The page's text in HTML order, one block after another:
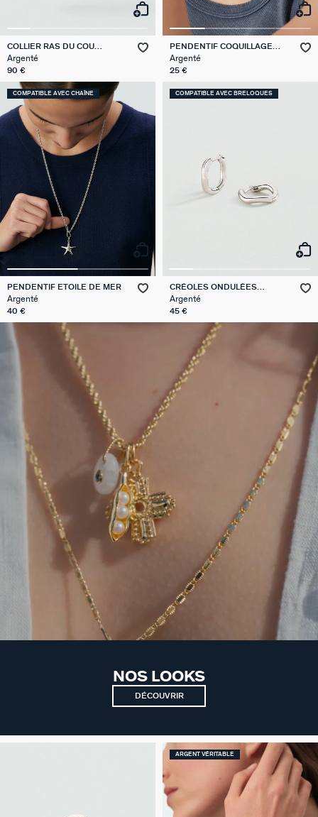
COLLIER RAS DU COU
GAMBETTA
Argenté
90 €
PENDENTIF COQUILLAGE
TALISMANS
Argenté
25 €
COMPATIBLE AVEC CHAÎNE
PENDENTIF ETOILE DE MER
Argenté
40 €
COMPATIBLE AVEC BRELOQUES
CRÉOLES ONDULÉES
TALISMAN
Argenté
45 €
NOS LOOKS
DÉCOUVRIR
ARGENT VÉRITABLE